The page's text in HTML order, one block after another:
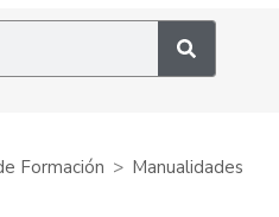
Formación
Manualidades